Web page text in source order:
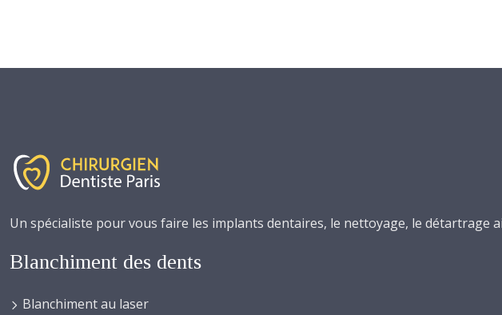
Un spécialiste pour vous faire les implants dentaires, le nettoyage, le détartrage
Blanchiment des dents
Blanchiment au laser